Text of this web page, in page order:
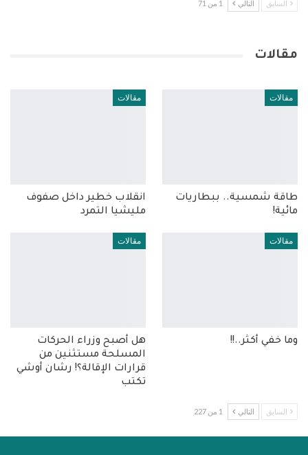
السابق التالي 1 من 71
مقالات
مقالات
طاقة شمسية.. ببطاريات
مائية!
مقالات
انقلاب خطير داخل صفوف
مليشيا التمرد
مقالات
وما خفي أكثر..!!
مقالات
هل أصبح وزراء الحركات
المسلحة مستثنين من
قرارات الإقالة؟! رشان أوشي
تكتب
السابق التالي 1 من 227